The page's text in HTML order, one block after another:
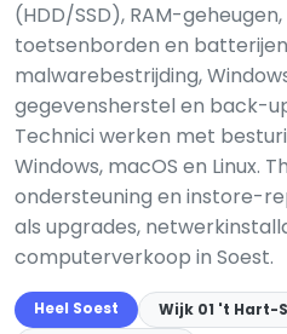
(HDD/SSD), RAM-
toetsenborden en
malwarebestrijding,
gegevensherstel en back-
Technici werken met
Windows, macOS en Linux.
ondersteuning en instore-
als upgrades,
computerverkoop in Soest.
Heel Soest
Wijk 01 't Hart-